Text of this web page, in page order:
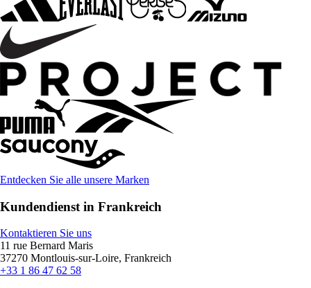
Entdecken Sie alle unsere Marken
Kundendienst in Frankreich
Kontaktieren Sie uns
11 rue Bernard Maris
37270 Montlouis-sur-Loire, Frankreich
+33 1 86 47 62 58